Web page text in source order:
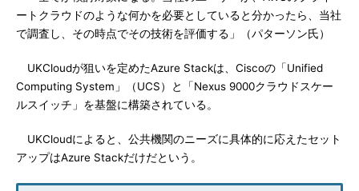
ートクラウドのような何かを必要としていると分かったら、当社
で調査し、その時点でその技術を評価する」（パターソン氏）
UKCloudが狙いを定めたAzure Stackは、Ciscoの「Unified
Computing System」（UCS）と「Nexus 9000クラウドスケー
ルスイッチ」を基盤に構築されている。
UKCloudによると、公共機関のニーズに具体的に応えたセット
アップはAzure Stackだけだという。